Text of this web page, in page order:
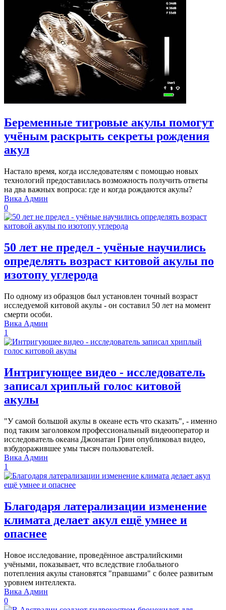
Беременные тигровые акулы помогут
учёным раскрыть секреты рождения
акул
Настало время, когда исследователям с помощью новых
технологий предоставилась возможность получить ответы
на два важных вопроса: где и когда рождаются акулы?
Вика Админ
0
50 лет не предел - учёные научились
определять возраст китовой акулы по
изотопу углерода
По одному из образцов был установлен точный возраст
исследуемой китовой акулы - он составил 50 лет на момент
смерти особи.
Вика Админ
1
Интригующее видео - исследователь
записал хриплый голос китовой
акулы
"У самой большой акулы в океане есть что сказать", - именно
под таким заголовком профессиональный видеооператор и
исследователь океана Джонатан Грин опубликовал видео,
взбудоражившее умы тысяч пользователей.
Вика Админ
1
Благодаря латерализации изменение
климата делает акул ещё умнее и
опаснее
Новое исследование, проведённое австралийскими
учёными, показывает, что вследствие глобального
потепления акулы становятся "правшами" с более развитым
уровнем интеллекта.
Вика Админ
0